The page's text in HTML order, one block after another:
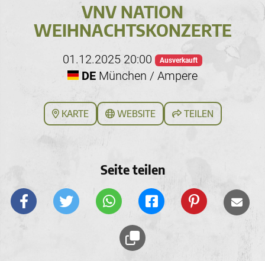
VNV NATION
WEIHNACHTSKONZERTE
01.12.2025 20:00 Ausverkauft
DE München / Ampere
KARTE WEBSITE TEILEN
Seite teilen